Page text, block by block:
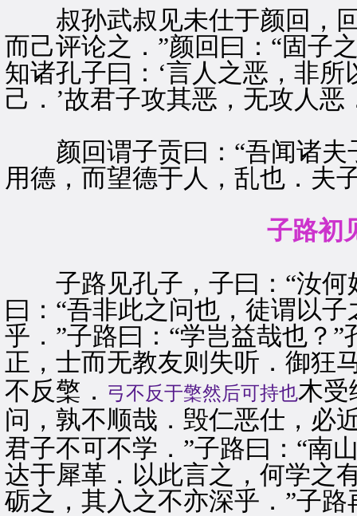
叔孙武叔见未仕于颜回，回
而己评论之．”颜回曰：“固子
知诸孔子曰：‘言人之恶，非
己．’故君子攻其恶，无攻人恶
颜回谓子贡曰：“吾闻诸夫
用德，而望德于人，乱也．夫
子路初
子路见孔子，子曰：“汝何
曰：“吾非此之问也，徒谓以
乎．”子路曰：“学岂益哉也？
正，士而无教友则失听．御狂
不反檠．
弓不反于檠然后可持也木受
问，孰不顺哉．毁仁恶仕，必
君子不可不学．”子路曰：“南
达于犀革．以此言之，何学之
砺之，其入之不亦深乎．”子路